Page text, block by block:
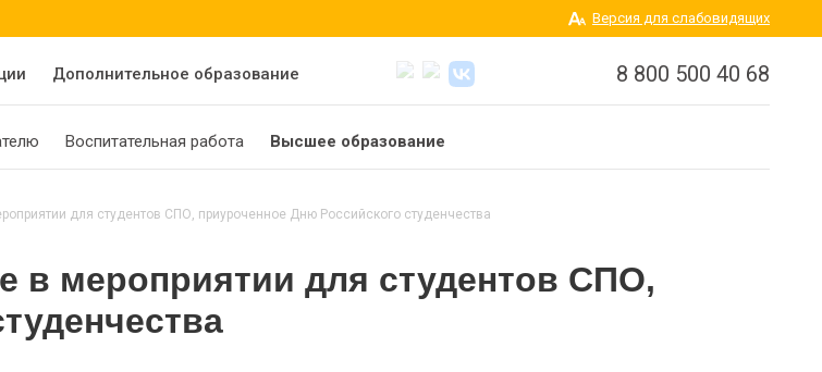
Версия для слабовидящих
Дополнительное образование 8 800 500 40 68
Воспитательная работа Высшее образование
для студентов СПО, приуроченное Дню Российского студенчества
в мероприятии для студентов СПО,